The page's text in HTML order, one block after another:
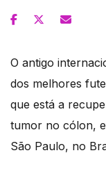
O antigo
dos melhores
que está a
tumor no cólon,
São Paulo, no